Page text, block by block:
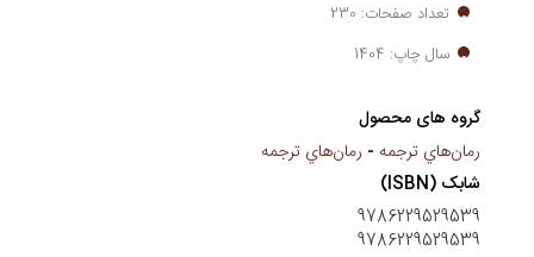
تعداد صفحات: 230
سال چاپ: 1404
گروه های محصول
رمان‌هاي ترجمه - رمان‌هاي ترجمه
شابک (ISBN)
9786229529539
9786229529539